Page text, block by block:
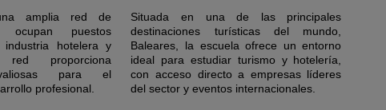
amplia red de
ocupan puestos
hotelera y
proporciona
para el
profesional.
Situada en una de las principales
destinaciones turísticas del mundo,
Baleares, la escuela ofrece un entorno
ideal para estudiar turismo y hotelería,
con acceso directo a empresas líderes
del sector y eventos internacionales.